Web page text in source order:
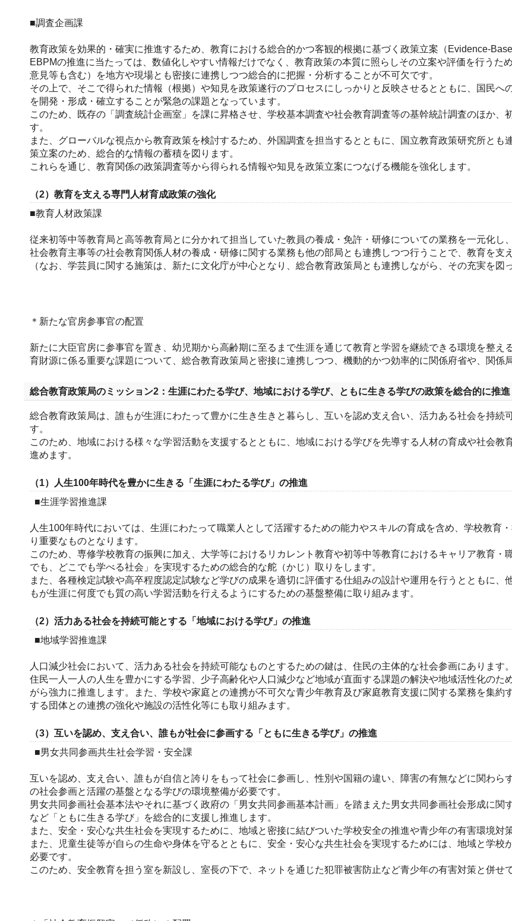
■調査企画課
教育政策を効果的・確実に推進するため、教育における総合的かつ客観的根拠に基づく政策立案（Evidence-
EBPMの推進に当たっては、数値化しやすい情報だけでなく、教育政策の本質に照らしその立案や評価を行うた
意見等も含む）を地方や現場とも密接に連携しつつ総合的に把握・分析することが不可欠です。
その上で、そこで得られた情報（根拠）や知見を政策遂行のプロセスにしっかりと反映させるとともに、国民
を開発・形成・確立することが緊急の課題となっています。
このため、既存の「調査統計企画室」を課に昇格させ、学校基本調査や社会教育調査等の基幹統計調査のほか、
す。
また、グローバルな視点から教育政策を検討するため、外国調査を担当するとともに、国立教育政策研究所と
策立案のため、総合的な情報の蓄積を図ります。
これらを通じ、教育関係の政策調査等から得られる情報や知見を政策立案につなげる機能を強化します。
（2）教育を支える専門人材育成政策の強化
■教育人材政策課
従来初等中等教育局と高等教育局とに分かれて担当していた教員の養成・免許・研修についての業務を一元化し
社会教育主事等の社会教育関係人材の養成・研修に関する業務も他の部局とも連携しつつ行うことで、教育を支
（なお、学芸員に関する施策は、新たに文化庁が中心となり、総合教育政策局とも連携しながら、その充実を図
＊新たな官房参事官の配置
新たに大臣官房に参事官を置き、幼児期から高齢期に至るまで生涯を通じて教育と学習を継続できる環境を整
育財源に係る重要な課題について、総合教育政策局と密接に連携しつつ、機動的かつ効率的に関係府省や、関係
総合教育政策局のミッション2：生涯にわたる学び、地域における学び、ともに生きる学びの政策を総合的に推進
総合教育政策局は、誰もが生涯にわたって豊かに生き生きと暮らし、互いを認め支え合い、活力ある社会を持続
す。
このため、地域における様々な学習活動を支援するとともに、地域における学びを先導する人材の育成や社会
進めます。
（1）人生100年時代を豊かに生きる「生涯にわたる学び」の推進
■生涯学習推進課
人生100年時代においては、生涯にわたって職業人として活躍するための能力やスキルの育成を含め、学校教育
り重要なものとなります。
このため、専修学校教育の振興に加え、大学等におけるリカレント教育や初等中等教育におけるキャリア教育
でも、どこでも学べる社会」を実現するための総合的な舵（かじ）取りをします。
また、各種検定試験や高卒程度認定試験など学びの成果を適切に評価する仕組みの設計や運用を行うとともに
もが生涯に何度でも質の高い学習活動を行えるようにするための基盤整備に取り組みます。
（2）活力ある社会を持続可能とする「地域における学び」の推進
■地域学習推進課
人口減少社会において、活力ある社会を持続可能なものとするための鍵は、住民の主体的な社会参画にあります。
住民一人一人の人生を豊かにする学習、少子高齢化や人口減少など地域が直面する課題の解決や地域活性化の
がら強力に推進します。また、学校や家庭との連携が不可欠な青少年教育及び家庭教育支援に関する業務を集
する団体との連携の強化や施設の活性化等にも取り組みます。
（3）互いを認め、支え合い、誰もが社会に参画する「ともに生きる学び」の推進
■男女共同参画共生社会学習・安全課
互いを認め、支え合い、誰もが自信と誇りをもって社会に参画し、性別や国籍の違い、障害の有無などに関わら
の社会参画と活躍の基盤となる学びの環境整備が必要です。
男女共同参画社会基本法やそれに基づく政府の「男女共同参画基本計画」を踏まえた男女共同参画社会形成に
など「ともに生きる学び」を総合的に支援し推進します。
また、安全・安心な共生社会を実現するために、地域と密接に結びついた学校安全の推進や青少年の有害環境対
また、児童生徒等が自らの生命や身体を守るとともに、安全・安心な共生社会を実現するためには、地域と学
必要です。
このため、安全教育を担う室を新設し、室長の下で、ネットを通じた犯罪被害防止など青少年の有害対策と併せ